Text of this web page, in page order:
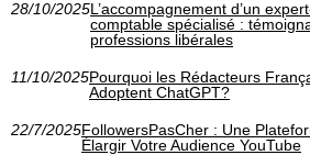
28/10/2025L’accompagnement d’un
comptable spécialisé :
professions libérales
11/10/2025Pourquoi les Rédacteurs
Adoptent ChatGPT?
22/7/2025FollowersPasCher : Une
Élargir Votre Audience YouTube